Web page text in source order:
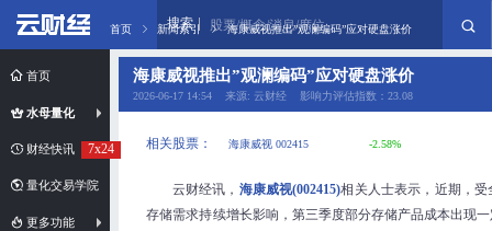
首页
水母量化
财经快讯 7x24
量化交易学院
更多功能
首页 新闻索引 海康威视推出”观澜编码”应对硬盘涨价
搜索 股票/概念/消息/席位
海康威视推出”观澜编码”应对硬盘涨价
2026-06-17 14:54 来源: 云财经 影响力评估指数：23.08
相关股票： 海康威视 002415 -2.58%
云财经讯， 海康威视(002415)相关人士表示，近期，
存储需求持续增长影响，第三季度部分存储产品成本出现